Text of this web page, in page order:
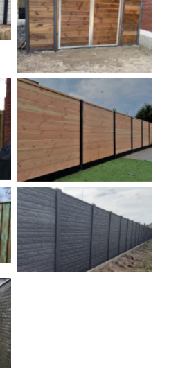
Dubbele poort
Douglas
Rots motief antraciet